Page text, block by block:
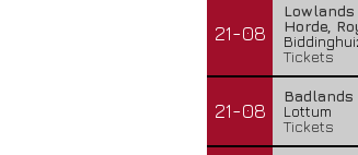
21-08
Lowlands
Horde,
Tickets
21-08
Badlands
Lottum
Tickets